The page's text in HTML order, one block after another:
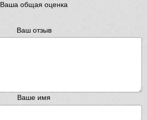
Ваша общая оценка
Ваш отзыв
Ваше имя